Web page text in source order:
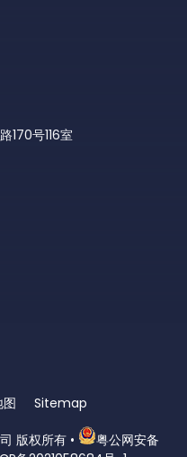
170号116室
图 Sitemap
版权所有•
粤公网安备